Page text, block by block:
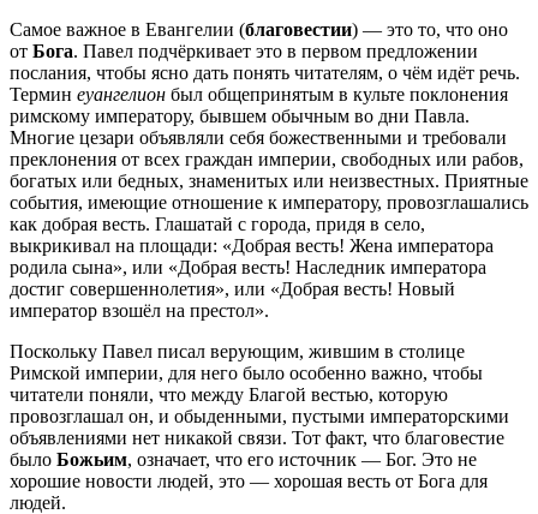
Самое важное в Евангелии (благовестии) — это то, что оно
от Бога. Павел подчёркивает это в первом предложении
послания, чтобы ясно дать понять читателям, о чём идёт речь.
Термин еуангелион был общепринятым в культе поклонения
римскому императору, бывшем обычным во дни Павла.
Многие цезари объявляли себя божественными и требовали
преклонения от всех граждан империи, свободных или рабов,
богатых или бедных, знаменитых или неизвестных. Приятные
события, имеющие отношение к императору, провозглашались
как добрая весть. Глашатай с города, придя в село,
выкрикивал на площади: «Добрая весть! Жена императора
родила сына», или «Добрая весть! Наследник императора
достиг совершеннолетия», или «Добрая весть! Новый
император взошёл на престол».
Поскольку Павел писал верующим, жившим в столице
Римской империи, для него было особенно важно, чтобы
читатели поняли, что между Благой вестью, которую
провозглашал он, и обыденными, пустыми императорскими
объявлениями нет никакой связи. Тот факт, что благовестие
было Божьим, означает, что его источник — Бог. Это не
хорошие новости людей, это — хорошая весть от Бога для
людей.